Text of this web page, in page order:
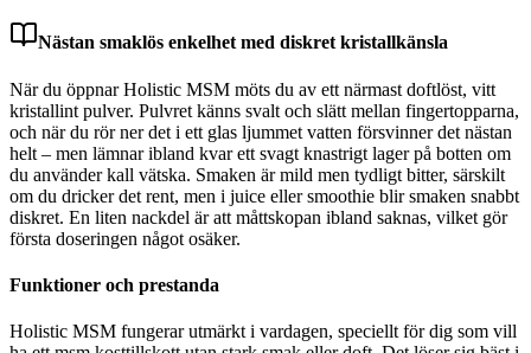
Nästan smaklös enkelhet med diskret kristallkänsla
När du öppnar Holistic MSM möts du av ett närmast doftlöst, vitt
kristallint pulver. Pulvret känns svalt och slätt mellan fingertopparna,
och när du rör ner det i ett glas ljummet vatten försvinner det nästan
helt – men lämnar ibland kvar ett svagt knastrigt lager på botten om
du använder kall vätska. Smaken är mild men tydligt bitter, särskilt
om du dricker det rent, men i juice eller smoothie blir smaken snabbt
diskret. En liten nackdel är att måttskopan ibland saknas, vilket gör
första doseringen något osäker.
Funktioner och prestanda
Holistic MSM fungerar utmärkt i vardagen, speciellt för dig som vill